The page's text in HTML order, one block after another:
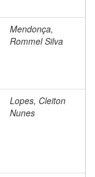
Mendonça,
Rommel Silva
Lopes, Cleiton
Nunes